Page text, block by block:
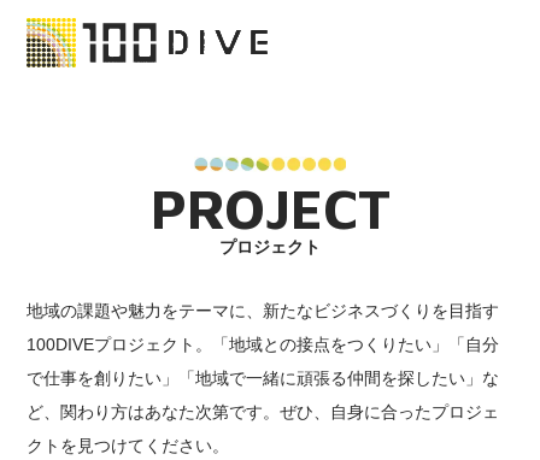
PROJECT
プロジェクト
地域の課題や魅力をテーマに、新たなビジネスづくりを目指す
100DIVEプロジェクト。「地域との接点をつくりたい」「自分
で仕事を創りたい」「地域で一緒に頑張る仲間を探したい」な
ど、関わり方はあなた次第です。ぜひ、自身に合ったプロジェ
クトを見つけてください。